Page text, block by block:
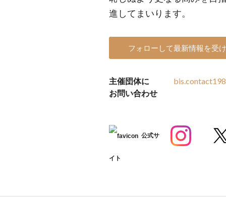
進してまいります。
フォローして最新情報を受
主催団体に
お問い合わせ
公式サ
イト